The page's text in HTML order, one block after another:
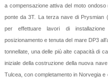
a compensazione attiva del moto
ponte da 3T. La terza nave di Prysmian
per effettuare lavori di
posizionamento e tenuta del mare DP3
tonnellate, una delle più alte capacità di
iniziale della costruzione della nuova
Tulcea, con completamento in Norvegia